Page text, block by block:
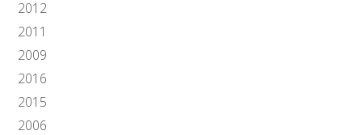
2012
2011
2009
2016
2015
2006